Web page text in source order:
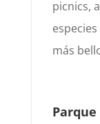
picnics,
más